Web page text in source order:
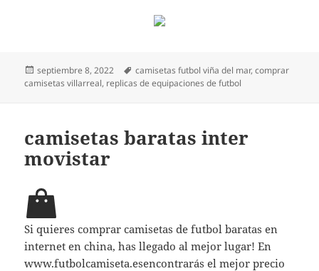
Publicado
el
septiembre 8, 2022 Etiquetas
camisetas futbol viña del mar,comprar
camisetas villarreal, replicas de equipaciones de futbol
camisetas baratas inter
movistar
Si quieres comprar camisetas de futbol baratas en
internet en china, has llegado al mejor lugar! En
www.futbolcamiseta.esencontrarás el mejor precio